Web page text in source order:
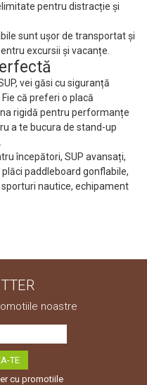
pentru distracție și
sunt ușor de transportat și
excursii și vacanțe.
vei găsi cu siguranță
că preferi o placă
rigidă pentru performanțe
a te bucura de stand-up
începători, SUP avansați,
paddleboard gonflabile,
sporturi nautice, echipament
noastre
cu promotiile